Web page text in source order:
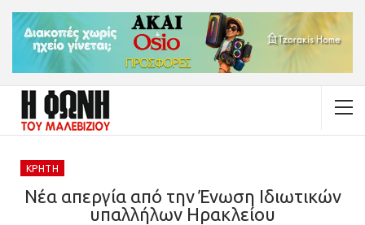
ΚΡΉΤΗ
Νέα απεργία από την Ένωση Ιδιωτικών
υπαλλήλων Ηρακλείου